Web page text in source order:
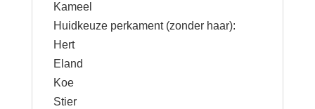
Kameel
Huidkeuze perkament (zonder haar):
Hert
Eland
Koe
Stier